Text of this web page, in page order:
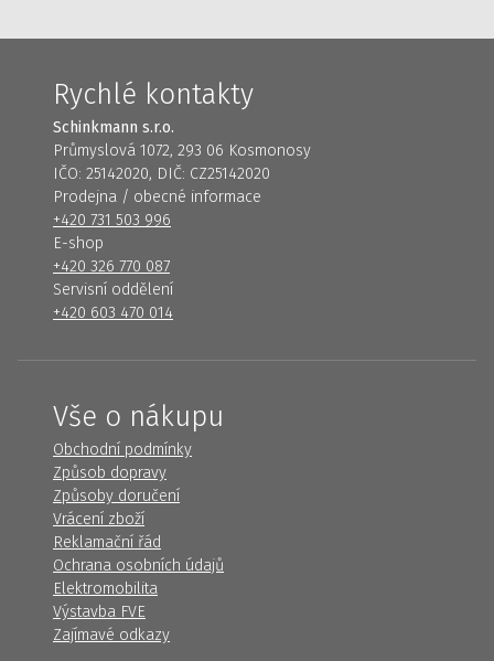
Rychlé kontakty
Schinkmann s.r.o.
Průmyslová 1072, 293 06 Kosmonosy
IČO: 25142020, DIČ: CZ25142020
Prodejna / obecné informace
+420 731 503 996
E-shop
+420 326 770 087
Servisní oddělení
+420 603 470 014
Vše o nákupu
Obchodní podmínky
Způsob dopravy
Způsoby doručení
Vrácení zboží
Reklamační řád
Ochrana osobních údajů
Elektromobilita
Výstavba FVE
Zajímavé odkazy